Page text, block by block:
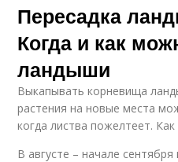
Пересадка
Когда и как
ландыши
Выкапывать корневища
растения на новые места
когда листва пожелтеет.
В августе – начале